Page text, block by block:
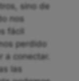
sino de
nos
fácil
perdido
a conectar.
las